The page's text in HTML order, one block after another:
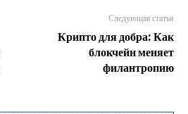
Следующая статья
Крипто для добра: Как
блокчейн меняет
филантропию